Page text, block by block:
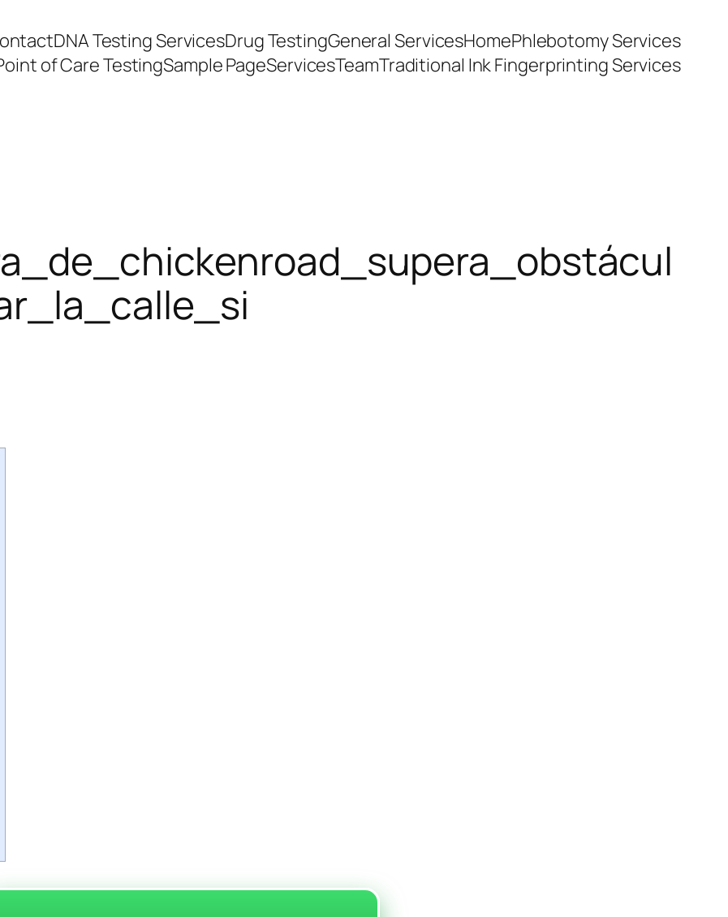
DNA Testing ServicesDrug TestingGeneral ServicesHomePhlebotomy Services
of Care TestingSample PageServicesTeamTraditional Ink Fingerprinting Services